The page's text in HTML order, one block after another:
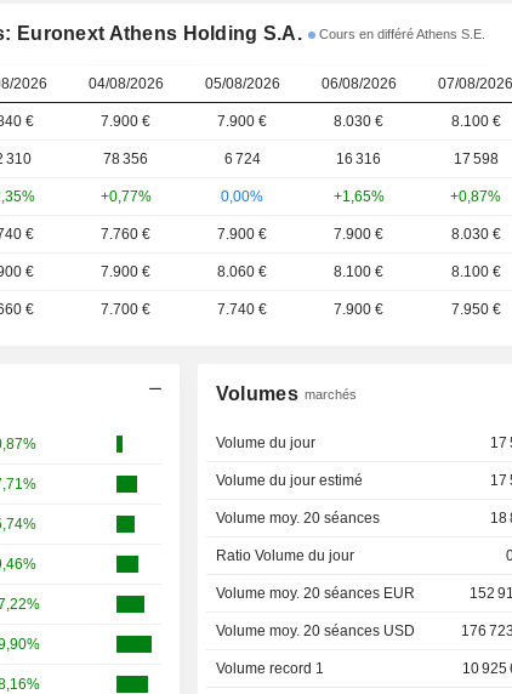
Euronext Athens Holding S.A. Cours en différé Athens S.E.
2026 04/08/2026 05/08/2026 06/08/2026 07/08/2026
€ 7.900 € 7.900 € 8.030 € 8.100 €
310 78 356 6 724 16 316 17 598
+0,77% 0,00% +1,65% +0,87%
€ 7.760 € 7.900 € 7.900 € 8.030 €
€ 7.900 € 8.060 € 8.100 € 8.100 €
€ 7.700 € 7.740 € 7.900 € 7.950 €
Volumes marchés
Volume du jour 17
Volume du jour estimé 17
Volume moy. 20 séances 18
Ratio Volume du jour
Volume moy. 20 séances EUR 152
Volume moy. 20 séances USD 176
Volume record 1 10 925